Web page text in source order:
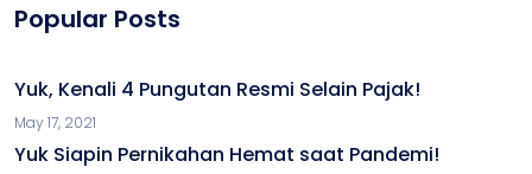
Popular Posts
Yuk, Kenali 4 Pungutan Resmi Selain Pajak!
May 17, 2021
Yuk Siapin Pernikahan Hemat saat Pandemi!